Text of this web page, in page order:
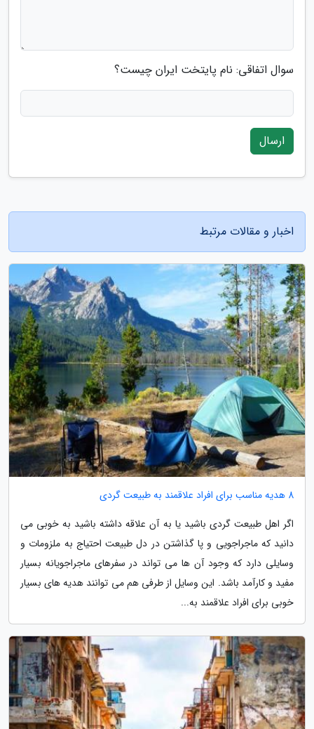
سوال اتفاقی: نام پایتخت ایران چیست؟
ارسال
اخبار و مقالات مرتبط
8 هدیه مناسب برای افراد علاقمند به طبیعت گردی
اگر اهل طبیعت گردی باشید یا به آن علاقه داشته باشید به خوبی می
دانید که ماجراجویی و پا گذاشتن در دل طبیعت احتیاج به ملزومات و
وسایلی دارد که وجود آن ها می تواند در سفرهای ماجراجویانه بسیار
مفید و کارآمد باشد. این وسایل از طرفی هم می توانند هدیه های بسیار
خوبی برای افراد علاقمند به...